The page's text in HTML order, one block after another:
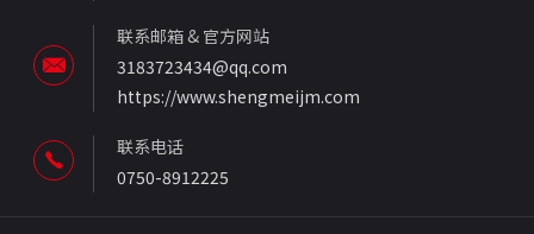
联系邮箱 & 官方网站
3183723434@qq.com
https://www.shengmeijm.com
联系电话
0750-8912225